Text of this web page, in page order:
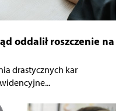
oddalił roszczenie na
drastycznych kar